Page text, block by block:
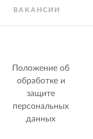
ВАКАНСИИ
Положение об
обработке и
защите
персональных
данных